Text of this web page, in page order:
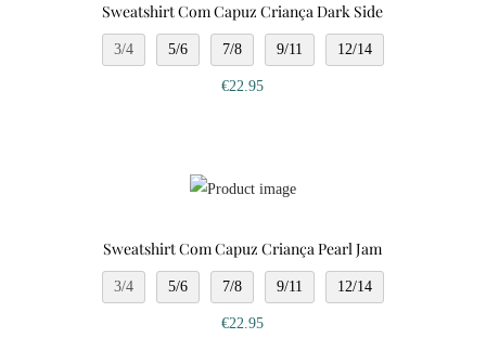
Sweatshirt Com Capuz Criança Dark Side
3/4 5/6 7/8 9/11 12/14
€22.95
Sweatshirt Com Capuz Criança Pearl Jam
3/4 5/6 7/8 9/11 12/14
€22.95